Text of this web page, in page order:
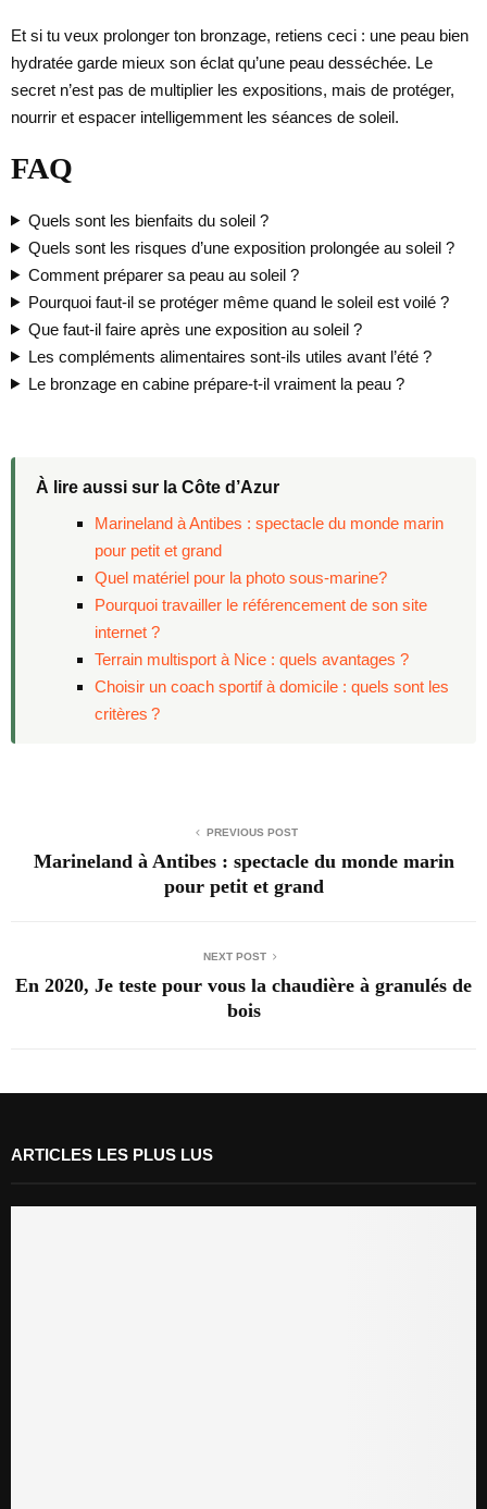
Et si tu veux prolonger ton bronzage, retiens ceci : une peau bien
hydratée garde mieux son éclat qu’une peau desséchée. Le
secret n’est pas de multiplier les expositions, mais de protéger,
nourrir et espacer intelligemment les séances de soleil.
FAQ
Quels sont les bienfaits du soleil ?
Quels sont les risques d’une exposition prolongée au soleil ?
Comment préparer sa peau au soleil ?
Pourquoi faut-il se protéger même quand le soleil est voilé ?
Que faut-il faire après une exposition au soleil ?
Les compléments alimentaires sont-ils utiles avant l’été ?
Le bronzage en cabine prépare-t-il vraiment la peau ?
À lire aussi sur la Côte d’Azur
Marineland à Antibes : spectacle du monde marin
pour petit et grand
Quel matériel pour la photo sous-marine?
Pourquoi travailler le référencement de son site
internet ?
Terrain multisport à Nice : quels avantages ?
Choisir un coach sportif à domicile : quels sont les
critères ?
PREVIOUS POST
Marineland à Antibes : spectacle du monde marin
pour petit et grand
NEXT POST
En 2020, Je teste pour vous la chaudière à granulés de
bois
ARTICLES LES PLUS LUS